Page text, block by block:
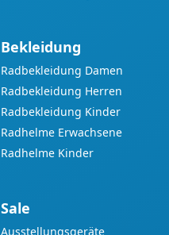
Bekleidung
Radbekleidung Damen
Radbekleidung Herren
Radbekleidung Kinder
Radhelme Erwachsene
Radhelme Kinder
Sale
Ausstellungsgeräte